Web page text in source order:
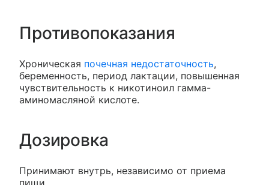
Противопоказания
Хроническая почечная недостаточность,
беременность, период лактации, повышенная
чувствительность к никотиноил гамма-
аминомасляной кислоте.
Дозировка
Принимают внутрь, независимо от приема